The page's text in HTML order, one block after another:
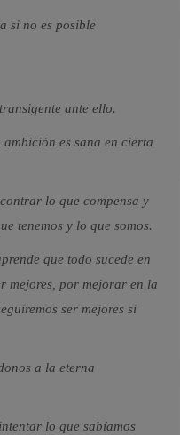
si no es posible
ante ello.
es sana en cierta
lo que compensa y
tenemos y lo que somos.
que todo sucede en
mejores, por mejorar en la
ser mejores si
a la eterna
lo que sabíamos